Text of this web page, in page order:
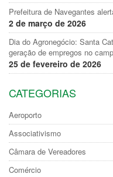
Prefeitura de Navegantes
2 de março de 2026
Dia do Agronegócio: Santa
geração de empregos no
25 de fevereiro de 2026
CATEGORIAS
Aeroporto
Associativismo
Câmara de Vereadores
Comércio